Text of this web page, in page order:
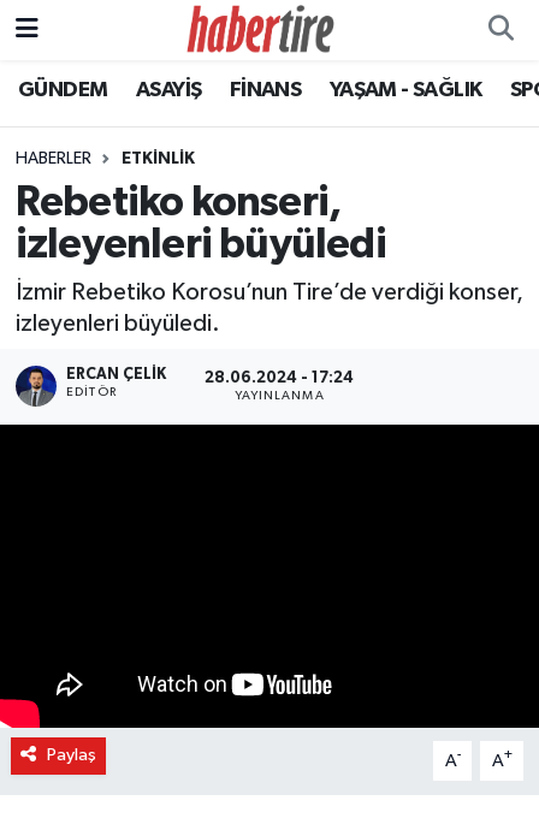
GÜNDEM ASAYİŞ FİNANS YAŞAM - SAĞLIK
HABERLER ETKİNLİK
Rebetiko konseri,
izleyenleri büyüledi
İzmir Rebetiko Korosu’nun Tire’de verdiği konser,
izleyenleri büyüledi.
ERCAN ÇELIK
EDITÖR
28.06.2024 - 17:24
YAYINLANMA
Paylaş A- A+
Tire Nöbetçi Eczaneler
Tire Hava Durumu
Tire Trafik Yoğunluk Haritası
Tüm Manşetler
Son Dakika Haberleri